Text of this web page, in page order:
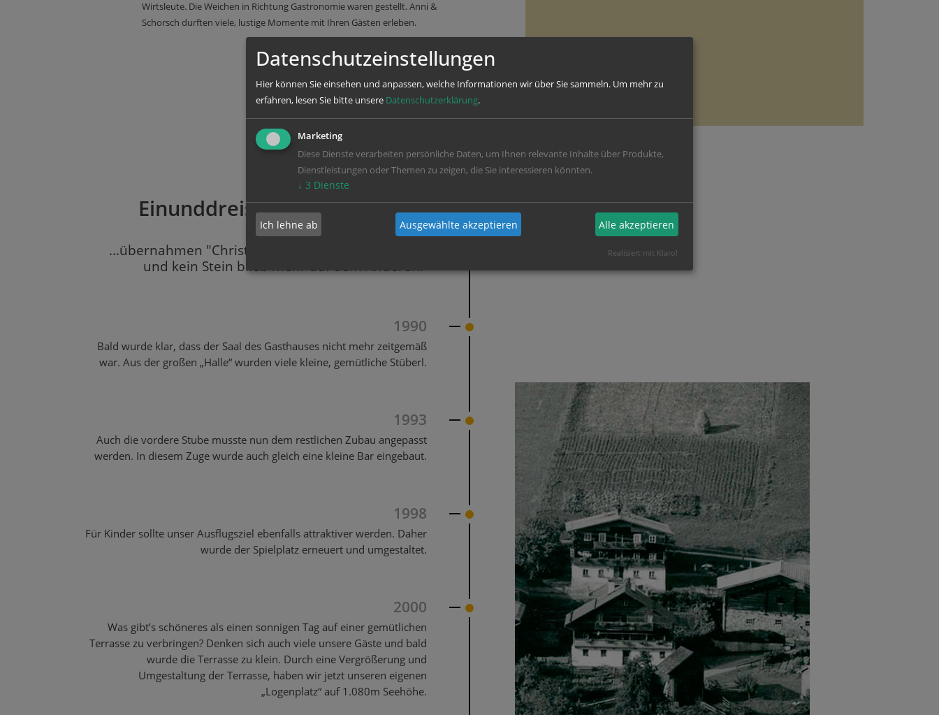
Wirtsleute. Die Weichen in Richtung Gastronomie waren gestellt. Anni &
Schorsch durften viele, lustige Momente mit Ihren Gästen erleben.
Einunddreissig Jahre später...
...übernahmen "Christine & Georg jun." das Ruder
und kein Stein blieb mehr auf dem Anderen:
1990
Bald wurde klar, dass der Saal des Gasthauses nicht mehr zeitgemäß
war. Aus der großen „Halle“ wurden viele kleine, gemütliche Stüberl.
1993
Auch die vordere Stube musste nun dem restlichen Zubau angepasst
werden. In diesem Zuge wurde auch gleich eine kleine Bar eingebaut.
1998
Für Kinder sollte unser Ausflugsziel ebenfalls attraktiver werden. Daher
wurde der Spielplatz erneuert und umgestaltet.
2000
Was gibt’s schöneres als einen sonnigen Tag auf einer gemütlichen
Terrasse zu verbringen? Denken sich auch viele unsere Gäste und bald
wurde die Terrasse zu klein. Durch eine Vergrößerung und
Umgestaltung der Terrasse, haben wir jetzt unseren eigenen
„Logenplatz“ auf 1.080m Seehöhe.
Datenschutzeinstellungen
Hier können Sie einsehen und anpassen, welche Informationen wir über Sie sammeln. Um mehr zu
erfahren, lesen Sie bitte unsere Datenschutzerklärung.
Marketing
Diese Dienste verarbeiten persönliche Daten, um Ihnen relevante Inhalte über Produkte,
Dienstleistungen oder Themen zu zeigen, die Sie interessieren könnten.
↓ 3 Dienste
Ich lehne ab Ausgewählte akzeptieren Alle akzeptieren
Realisiert mit Klaro!